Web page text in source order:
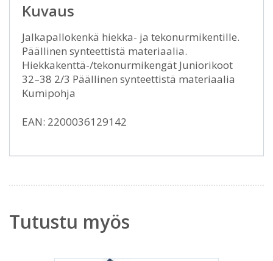
Kuvaus
Jalkapallokenkä hiekka- ja tekonurmikentille.
Päällinen synteettistä materiaalia.
Hiekkakenttä-/tekonurmikengät Juniorikoot
32–38 2/3 Päällinen synteettistä materiaalia
Kumipohja
EAN: 2200036129142
Tutustu myös